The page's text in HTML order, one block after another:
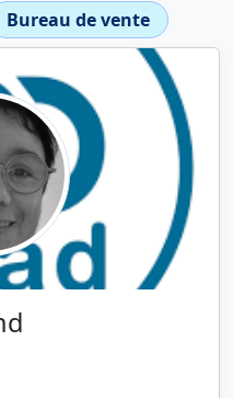
Bureau de vente